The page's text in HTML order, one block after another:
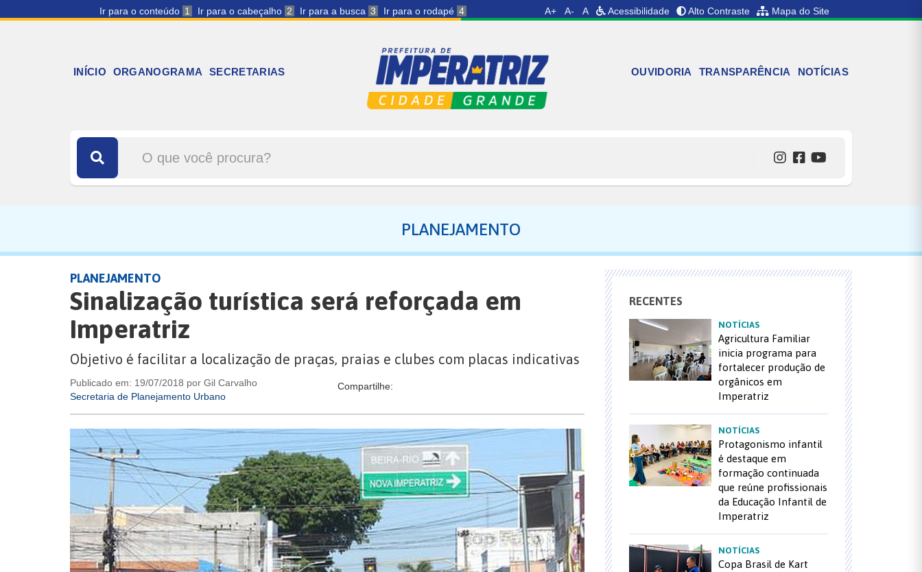
Ir para o conteúdo 1 Ir para o cabeçalho 2 Ir para a busca 3 Ir para o rodapé 4 A+ A- A Acessibilidade Alto Contraste Mapa do Site
INÍCIO ORGANOGRAMA SECRETARIAS OUVIDORIA TRANSPARÊNCIA NOTÍCIAS
PLANEJAMENTO
PLANEJAMENTO
Sinalização turística será reforçada em
Imperatriz
Objetivo é facilitar a localização de praças, praias e clubes com placas indicativas
Publicado em: 19/07/2018 por Gil Carvalho
Secretaria de Planejamento Urbano
Compartilhe:
RECENTES
NOTÍCIAS
Agricultura Familiar
inicia programa para
fortalecer produção de
orgânicos em
Imperatriz
NOTÍCIAS
Protagonismo infantil
é destaque em
formação continuada
que reúne profissionais
da Educação Infantil de
Imperatriz
NOTÍCIAS
Copa Brasil de Kart